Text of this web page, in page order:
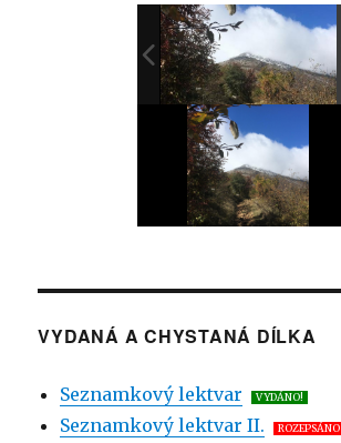
VYDANÁ A CHYSTANÁ DÍLKA
Seznamkový lektvar VYDÁNO!
Seznamkový lektvar II. ROZEPSÁNO